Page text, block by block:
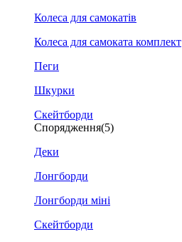
Колеса для самокатів
Колеса для самоката комплект
Пеги
Шкурки
Скейтборди
Спорядження(5)
Деки
Лонгборди
Лонгборди міні
Скейтборди